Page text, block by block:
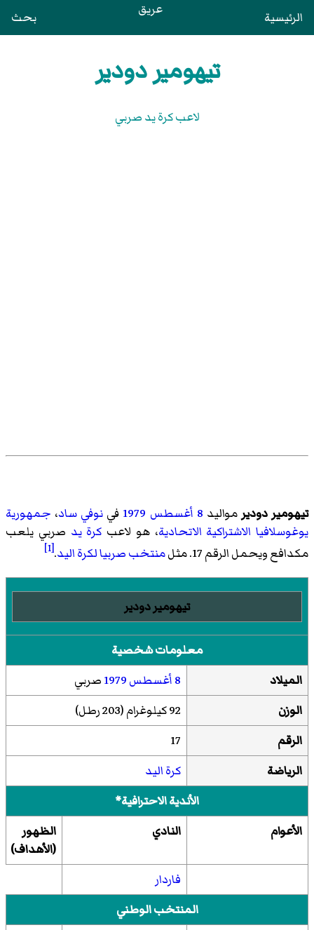
الرئيسية عريق بحث
تيهومير دودير
لاعب كرة يد صربي
تيهومير دوديرمواليد 8 أغسطس 1979 في نوفي ساد، جمهورية
يوغوسلافيا الاشتراكية الاتحادية، هو لاعب كرة يد صربي يلعب
مكدافع ويحمل الرقم 17. مثل
منتخب صربيا لكرة اليد.
[1]
تيهومير دودير
معلومات شخصية
الميلاد
8 أغسطس 1979صربي
الوزن
92 كيلوغرام (203 رطل)
الرقم
17
الرياضة
كرة اليد
الأندية الاحترافية*
الأعوام
النادي
الظهور
(الأهداف)
فاردار
المنتخب الوطني